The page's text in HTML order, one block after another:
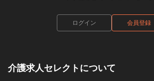
ログイン 会員登録
介護求人セレクトについて